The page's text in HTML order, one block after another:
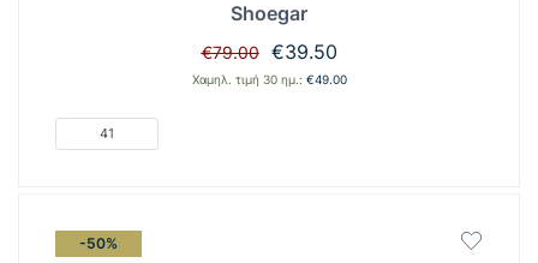
Shoegar
€79.00
Original
price
€39.50Η
τρέχουσα
Χαμηλ. τιμή 30 ημ.: €49.00
41
-50%